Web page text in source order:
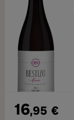
16,95 €